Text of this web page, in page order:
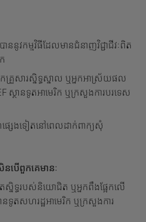
ននូវកម្មវិធីដែលមានជំនាញវិជ្ជាជីវៈពិត
រួសារ​ស្និទ្ធស្នាល ឬ​អ្នក​អាស្រ័យ​ផល​
ថានទូត​អាមេរិក ឬ​ក្រសួង​ការ​បរទេស​
េងទៀតនៅពេលដាក់ពាក្យសុំ
បើពួកគេមានៈ
ទ្ធរបស់និយោជិត ឬអ្នកពឹងផ្អែកលើ
ទូតសហរដ្ឋអាមេរិក ឬក្រសួងការ